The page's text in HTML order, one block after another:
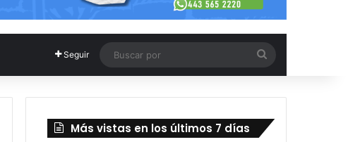
Seguir
por
Más vistas en los últimos 7 días